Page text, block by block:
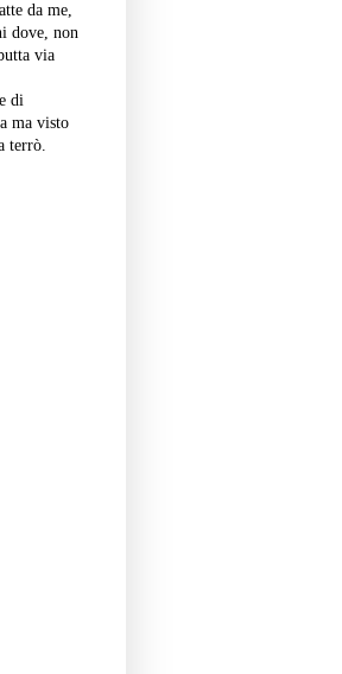
da me,
dove, non
via
di
ma visto
terrò.